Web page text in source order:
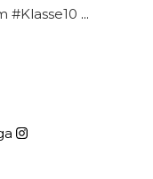
#Klasse10 ...